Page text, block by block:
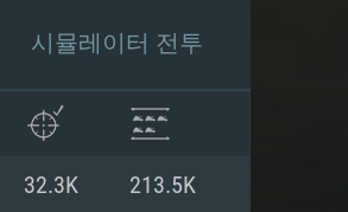
시뮬레이터 전투
32.3K 213.5K